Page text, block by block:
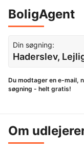
BoligAgent
Din søgning:
Haderslev,
Du modtager en e-mail,
søgning - helt gratis!
Om